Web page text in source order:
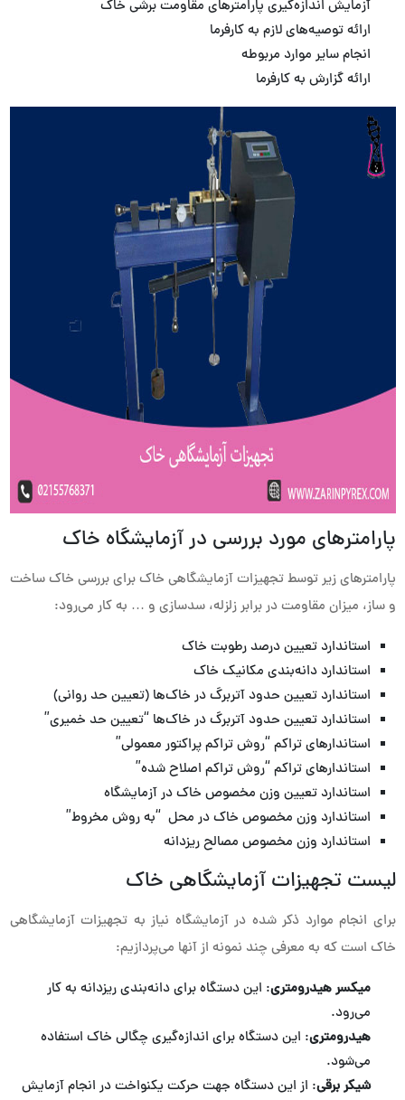
آزمایش اندازه‌گیری پارامترهای مقاومت برشی خاک
ارائه توصیه‌های لازم به کارفرما
انجام سایر موارد مربوطه
ارائه گزارش به کارفرما
پارامترهای مورد بررسی در آزمایشگاه خاک
پارامترهای زیر توسط تجهیزات آزمایشگاهی خاک برای بررسی خاک ساخت
و ساز، میزان مقاومت در برابر زلزله، سدسازی و … به کار می‌رود:
استاندارد تعیین درصد رطوبت خاک
استاندارد دانه‌بندی مکانیک خاک
استاندارد تعیین حدود آتربرگ در خاک‌ها (تعیین حد روانی)
استاندارد تعیین حدود آتربرگ در خاک‌ها “تعیین حد خمیری”
استاندار‌های تراکم “روش تراکم پراکتور معمولی”
استاندارهای تراکم “روش تراکم اصلاح شده”
استاندارد تعیین وزن مخصوص خاک در آزمایشگاه
استاندارد وزن مخصوص خاک در محل “به روش مخروط”
استاندارد وزن مخصوص مصالح ریز‌دانه
لیست تجهیزات آزمایشگاهی خاک
برای انجام موارد ذکر شده در آزمایشگاه نیاز به تجهیزات آزمایشگاهی
خاک است که به معرفی چند نمونه از آنها می‌پردازیم:
میکسر هیدرومتری: این دستگاه برای دانه‌بندی ریزدانه به کار
می‌رود.
هیدرومتری: این دستگاه برای اندازه‌گیری چگالی خاک استفاده
می‌شود.
شیکر برقی: از این دستگاه جهت حرکت یکنواخت در انجام آزمایش